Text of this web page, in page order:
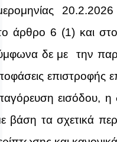
άρθρο 6 (1) και
δε με την
επιστροφής
εισόδου, η
βάση τα σχετικά